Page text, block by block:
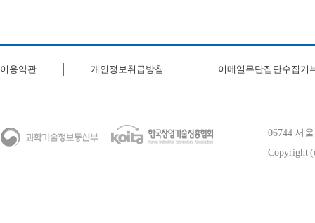
이용약관 개인정보취급방침 이메일무단집단수집거
06744 서
Copyright